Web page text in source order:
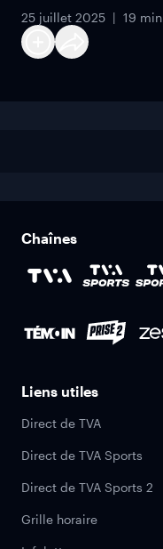
25 juillet 2025 19 min
Chaînes
Liens utiles
Direct de TVA
Direct de TVA Sports
Direct de TVA Sports 2
Grille horaire